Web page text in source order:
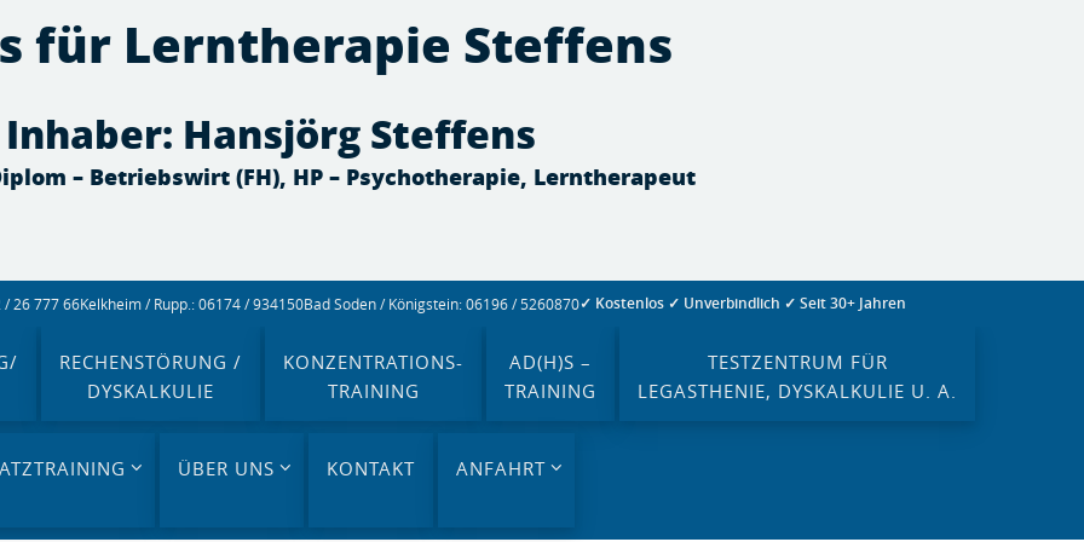
/ 26 777 66Kelkheim / Rupp.: 06174 / 934150Bad Soden / Königstein: 06196 / 5260870✓ Kostenlos ✓ Unverbindlich ✓ Seit 30+ Jahren
für Lerntherapie Steffens
Inhaber: Hansjörg Steffens
– Betriebswirt (FH), HP – Psychotherapie, Lerntherapeut
RECHENSTÖRUNG /
DYSKALKULIE
KONZENTRATIONS-
TRAINING
AD(H)S –
TRAINING
TESTZENTRUM FÜR
LEGASTHENIE, DYSKALKULIE U. A.
ÜBER UNS KONTAKT ANFAHRT